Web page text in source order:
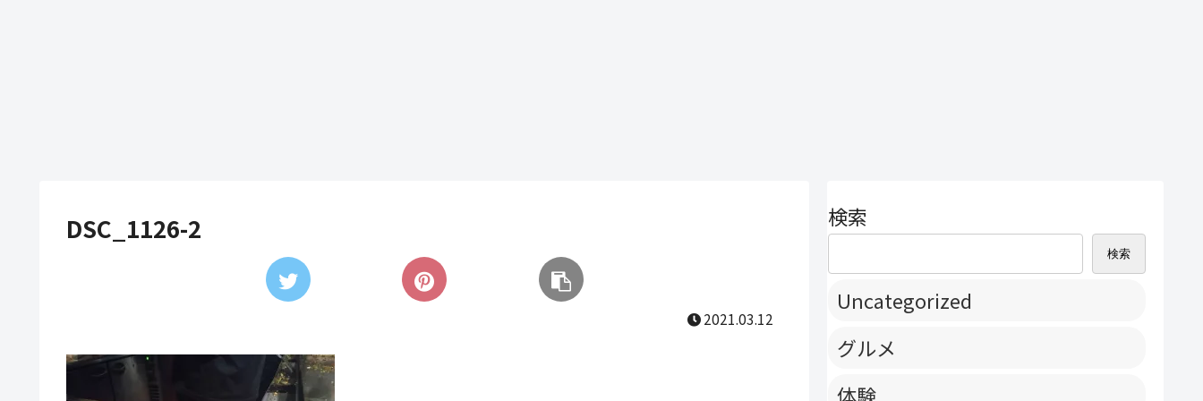
DSC_1126-2
2021.03.12
検索
検索
Uncategorized
グルメ
体験